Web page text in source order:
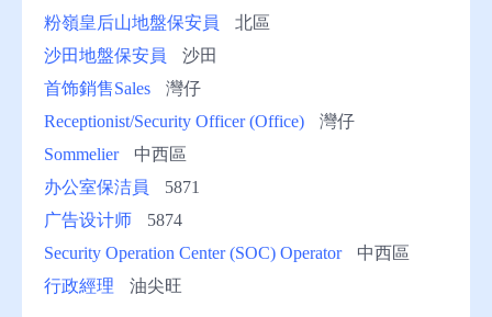
粉嶺皇后山地盤保安員
北區
沙田地盤保安員
沙田
首饰銷售Sales
灣仔
Receptionist/Security Officer (Office)
灣仔
Sommelier
中西區
办公室保洁員
5871
广告设计师
5874
Security Operation Center (SOC) Operator
中西區
行政經理
油尖旺